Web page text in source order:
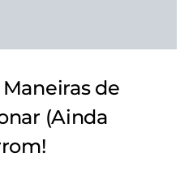
Maneiras de
(Ainda